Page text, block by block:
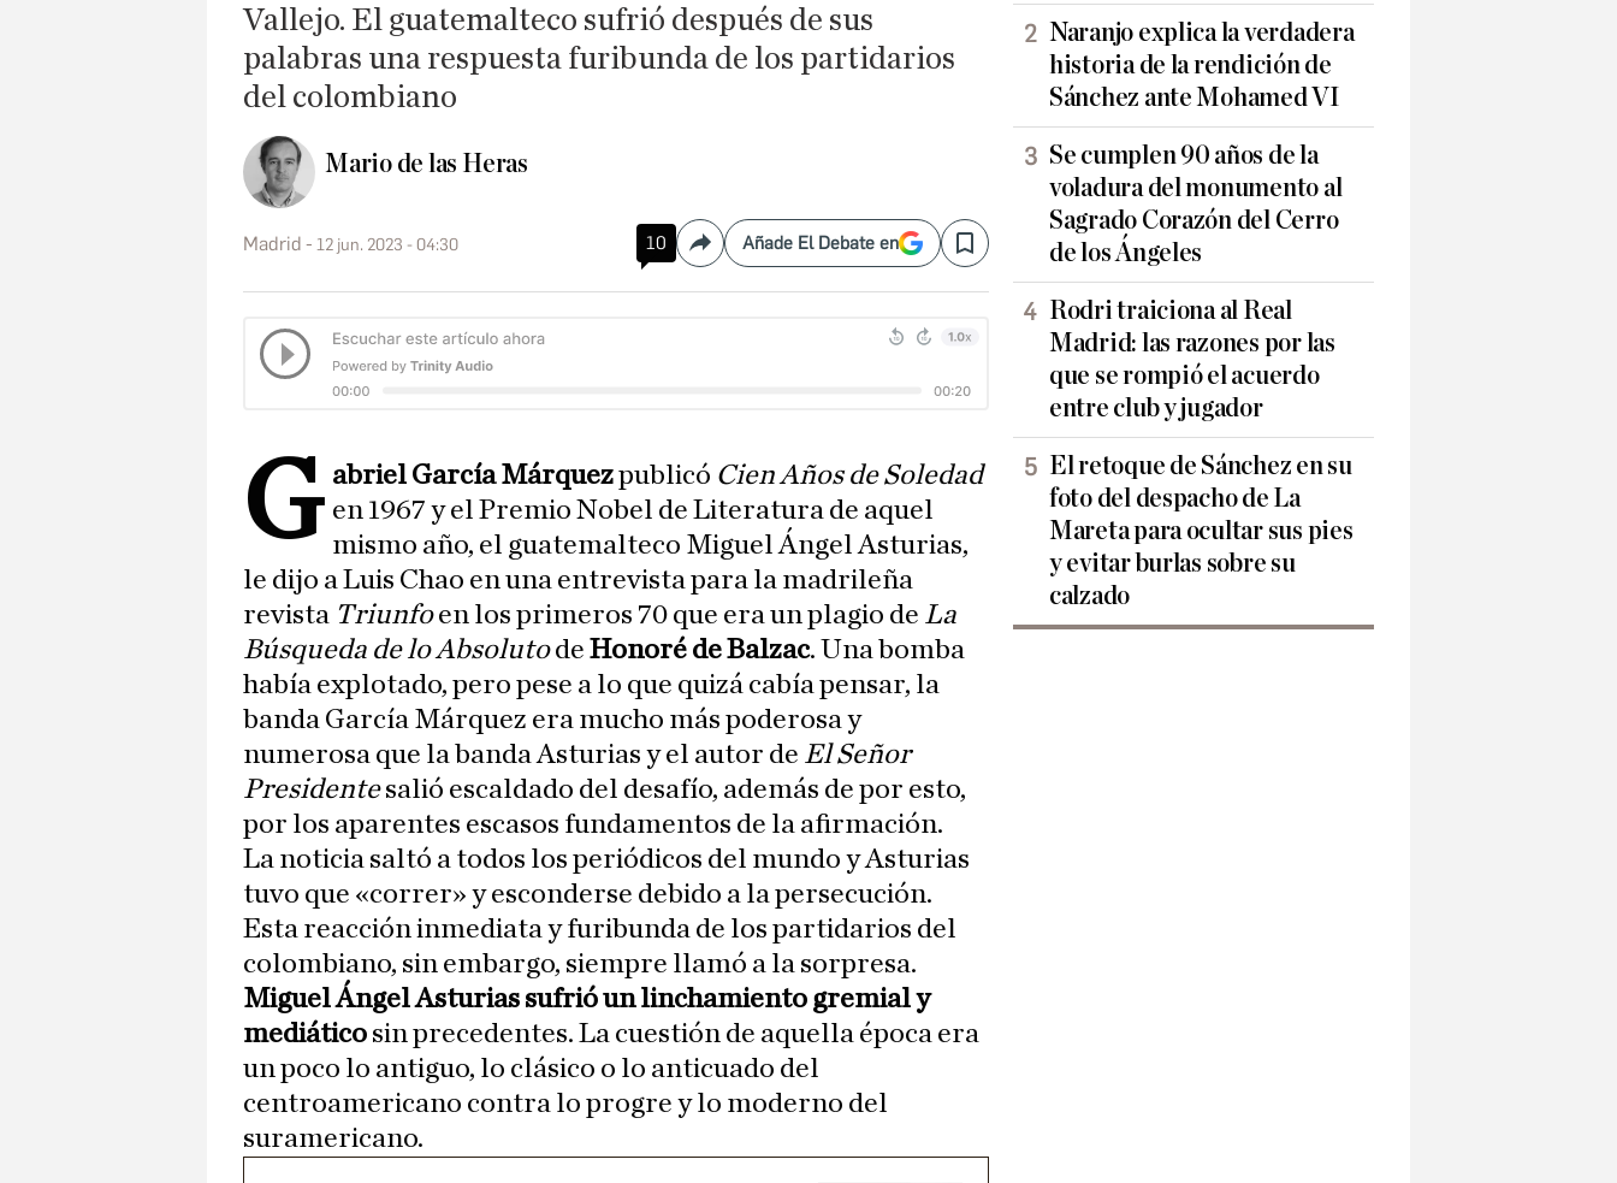
Vallejo. El guatemalteco sufrió después de sus
palabras una respuesta furibunda de los partidarios
del colombiano
Mario de las Heras
Madrid 12 jun. 2023 - 04:30 10 CompartirAñade El Debate en Save
G abriel García Márquezpublicó Cien Años de Soledad
en 1967 y el Premio Nobel de Literatura de aquel
mismo año, el guatemalteco Miguel Ángel Asturias,
le dijo a Luis Chao en una entrevista para la madrileña
revista Triunfoen los primeros 70 que era un plagio de La
Búsqueda de lo Absolutode Honoré de Balzac. Una bomba
había explotado, pero pese a lo que quizá cabía pensar, la
banda García Márquez era mucho más poderosa y
numerosa que la banda Asturias y el autor de El Señor
Presidentesalió escaldado del desafío, además de por esto,
por los aparentes escasos fundamentos de la afirmación.
La noticia saltó a todos los periódicos del mundo y Asturias
tuvo que «correr» y esconderse debido a la persecución.
Esta reacción inmediata y furibunda de los partidarios del
colombiano, sin embargo, siempre llamó a la sorpresa.
Miguel Ángel Asturias sufrió un linchamiento gremial y
mediático sin precedentes. La cuestión de aquella época era
un poco lo antiguo, lo clásico o lo anticuado del
centroamericano contra lo progre y lo moderno del
suramericano.
Naranjo explica la verdadera
historia de la rendición de
Sánchez ante Mohamed VI
Se cumplen 90 años de la
voladura del monumento al
Sagrado Corazón del Cerro
de los Ángeles
Rodri traiciona al Real
Madrid: las razones por las
que se rompió el acuerdo
entre club y jugador
El retoque de Sánchez en su
foto del despacho de La
Mareta para ocultar sus pies
y evitar burlas sobre su
calzado